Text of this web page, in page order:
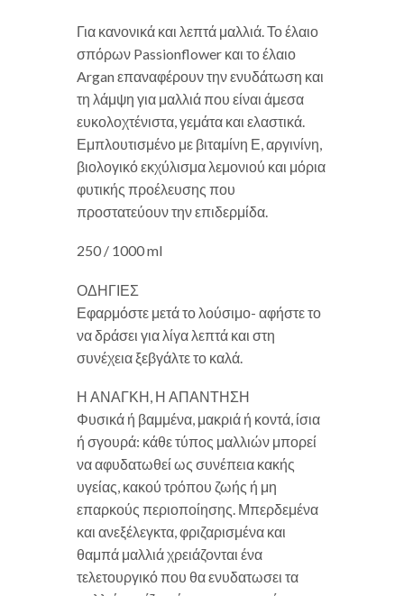
Για κανονικά και λεπτά μαλλιά. Το έλαιο
σπόρων Passionflower και το έλαιο
Argan επαναφέρουν την ενυδάτωση και
τη λάμψη για μαλλιά που είναι άμεσα
ευκολοχτένιστα, γεμάτα και ελαστικά.
Εμπλουτισμένο με βιταμίνη Ε, αργινίνη,
βιολογικό εκχύλισμα λεμονιού και μόρια
φυτικής προέλευσης που
προστατεύουν την επιδερμίδα.
250 / 1000 ml
ΟΔΗΓΙΕΣ
Εφαρμόστε μετά το λούσιμο- αφήστε το
να δράσει για λίγα λεπτά και στη
συνέχεια ξεβγάλτε το καλά.
Η ΑΝΑΓΚΗ, Η ΑΠΑΝΤΗΣΗ
Φυσικά ή βαμμένα, μακριά ή κοντά, ίσια
ή σγουρά: κάθε τύπος μαλλιών μπορεί
να αφυδατωθεί ως συνέπεια κακής
υγείας, κακού τρόπου ζωής ή μη
επαρκούς περιοποίησης. Μπερδεμένα
και ανεξέλεγκτα, φριζαρισμένα και
θαμπά μαλλιά χρειάζονται ένα
τελετουργικό που θα ενυδατωσει τα